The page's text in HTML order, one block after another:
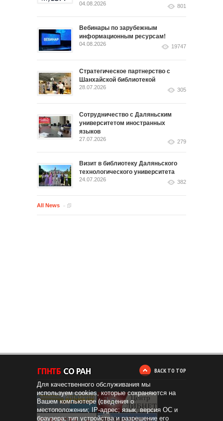
04.08.2026 801
Вебинары по зарубежным
информационным ресурсам!
04.08.2026 19747
Стратегическое партнерство с
Шанхайской библиотекой
28.07.2026 305
Сотрудничество с Даляньским
университетом иностранных
языков
27.07.2026 279
Визит в библиотеку Даляньского
технологического университета
24.07.2026 382
All News
BACK TO TOP
Для качественного обслуживания мы
используем cookies, которые сохраняются на
Вашем компьютере (сведения о
местоположении; IP-адрес; язык, версия ОС и
браузера; тип устройства и разрешение его